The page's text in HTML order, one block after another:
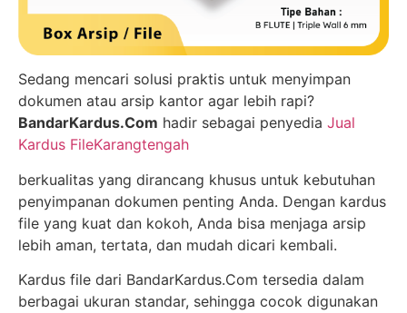
Sedang mencari solusi praktis untuk menyimpan
dokumen atau arsip kantor agar lebih rapi?
BandarKardus.Com hadir sebagai penyedia Jual
Kardus FileKarangtengah
berkualitas yang dirancang khusus untuk kebutuhan
penyimpanan dokumen penting Anda. Dengan kardus
file yang kuat dan kokoh, Anda bisa menjaga arsip
lebih aman, tertata, dan mudah dicari kembali.
Kardus file dari BandarKardus.Com tersedia dalam
berbagai ukuran standar, sehingga cocok digunakan